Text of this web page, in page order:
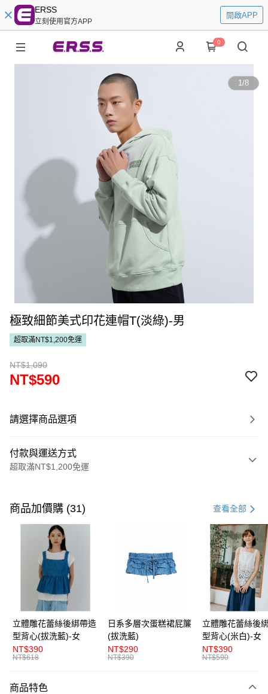
ERSS
立刻使用官方APP
開啟APP
0
1/8
極致細節美式印花連帽T(淡綠)-男
超取滿NT$1,200免運
NT$1,090
NT$590
請選擇商品選項
付款與運送方式
超取滿NT$1,200免運
信用卡一次付款
超商取貨付款
LINE Pay
Apple Pay
街口支付
悠遊付
AFTEE先享後付
相關說明
便利好安心！
商品加價購 (31) 查看全部
立體雕花蕾絲後綁帶造
型背心(拔洗藍)-女
NT$390
NT$618
日系多層次蛋糕裙屁簾
(拔洗藍)
NT$290
NT$390
立體雕花蕾絲後
型背心(米白)-女
NT$390
NT$590
商品特色